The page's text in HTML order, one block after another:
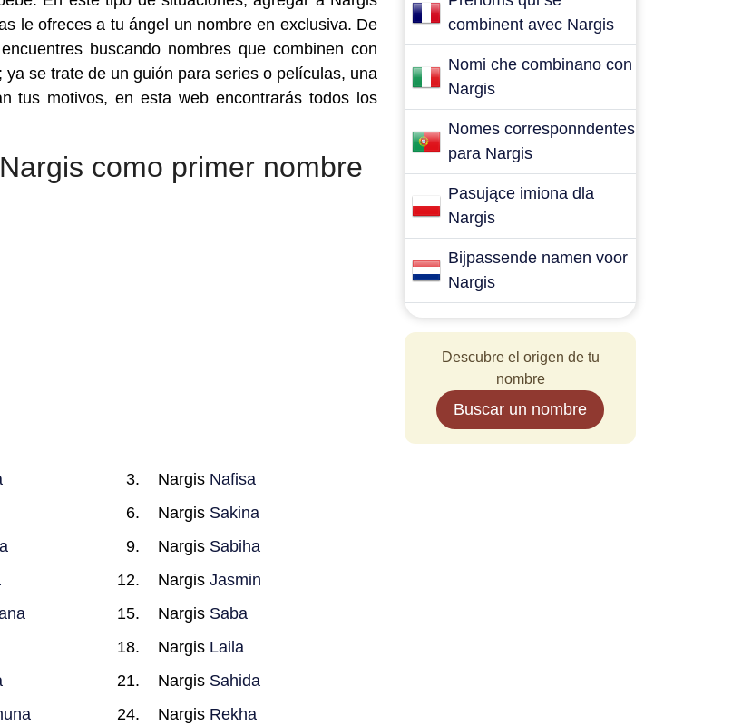
le ofreces a tu ángel un nombre en exclusiva. De
buscando nombres que combinen con
se trate de un guión para series o películas, una
tus motivos, en esta web encontrarás todos los
como primer nombre
Nargis Nafisa
Nargis Sakina
Nargis Sabiha
NargisJasmin
Nargis Saba
Nargis Laila
Nargis Sahida
Nargis Rekha
combinent avec Nargis
Nomi che combinano con
Nargis
Nomes corresponndentes
para Nargis
Pasujące imiona dla
Nargis
Bijpassende namen voor
Nargis
Descubre el origen de tu
nombre
Buscar un nombre